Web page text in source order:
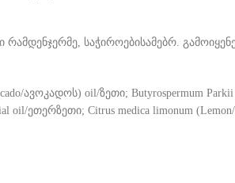
საჭიროებისამებრ.
ავოკადოს) oil/ზეთი; Butyrospermum
oil/ეთერზეთი; Citrus medica limonum